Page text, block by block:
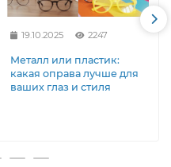
19.10.2025 2247
Металл или пластик:
какая оправа лучше для
ваших глаз и стиля